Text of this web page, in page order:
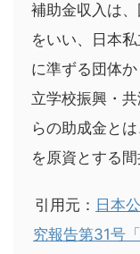
補助金収入は
をいい、日本
に準ずる団体
立学校振興・
らの助成金と
を原資とする間
引用元： 日本
究報告第31号